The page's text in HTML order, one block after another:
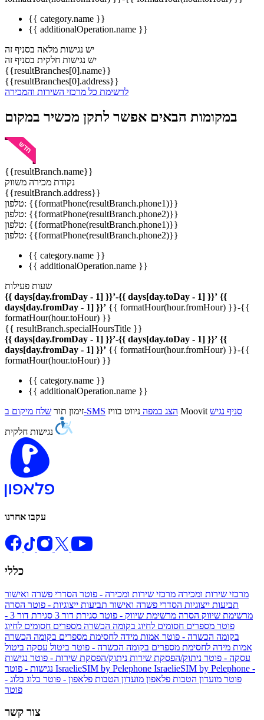
{{ category.name }}
{{ additionalOperation.name }}
יש נגישות מלאה בסניף זה
יש נגישות חלקית בסניף זה
{{resultBranches[0].name}}
{{resultBranches[0].address}}
לרשימת כל מרכזי השירות והמכירה
במקומות הבאים אפשר לתקן מכשיר במקום
{{resultBranch.name}}
נקודת מכירה משווק
{{resultBranch.address}}
טלפון: {{formatPhone(resultBranch.phone1)}}
טלפון: {{formatPhone(resultBranch.phone2)}}
טלפון: {{formatPhone(resultBranch.phone1)}}
טלפון: {{formatPhone(resultBranch.phone2)}}
{{ category.name }}
{{ additionalOperation.name }}
שעות פעילות
{{ days[day.fromDay - 1] }}’-{{ days[day.toDay - 1] }}’ {{
days[day.fromDay - 1] }}’ {{ formatHour(hour.fromHour) }}-{{
formatHour(hour.toHour) }}
{{ resultBranch.specialHoursTitle }}
{{ days[day.fromDay - 1] }}’-{{ days[day.toDay - 1] }}’ {{
days[day.fromDay - 1] }}’ {{ formatHour(hour.fromHour) }}-{{
formatHour(hour.toHour) }}
{{ category.name }}
{{ additionalOperation.name }}
זימון תורשלח מיקום ב-SMS הצג במפה ניווט בוויז Moovit סניף נגיש
עקבו אחרנו
כללי
מרכזי שירות ומכירה מרכזי שירות ומכירה - פוטר הסדרי פשרה ואישור
תביעות ייצוגיות הסדרי פשרה ואישור תביעות ייצוגיות - פוטר הסרה
מרשימת שיווק הסרה מרשימת שיווק - פוטר סגירת דור 3
סגירת דור 3 -
פוטר מספרים חסומים לחיוג בקומה הכשרה מספרים חסומים לחיוג
בקומה הכשרה - פוטר אמות מידה לחסימת מספרים בקומה הכשרה
אמות מידה לחסימת מספרים בקומה הכשרה - פוטר ביטול עסקה ביטול
עסקה - פוטר ניתוק/הפסקת שירות ניתוק/הפסקת שירות - פוטר נגישות
IsraelieSIM by Pelephone IsraelieSIM by Pelephone -
פוטר מועדון הטבות פלאפון מועדון הטבות פלאפון - פוטר בלוג בלוג -
פוטר
צור קשר